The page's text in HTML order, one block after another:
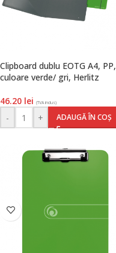
Clipboard dublu EOTG A4, PP,
culoare verde/ gri, Herlitz
46.20 lei (TVA inclus)
- + ADAUGĂ ÎN COȘ